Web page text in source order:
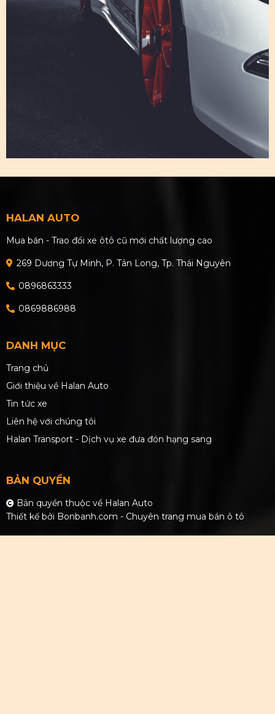
HALAN AUTO
Mua bán - Trao đổi xe ôtô cũ mới chất lượng cao
269 Dương Tự Minh, P. Tân Long, Tp. Thái Nguyên
0896863333
0869886988
DANH MỤC
Trang chủ
Giới thiệu về Halan Auto
Tin tức xe
Liên hệ với chúng tôi
Halan Transport - Dịch vụ xe đưa đón hạng sang
BẢN QUYỀN
Bản quyền thuộc về Halan Auto
Thiết kế bởi Bonbanh.com - Chuyên trang mua bán ô tô